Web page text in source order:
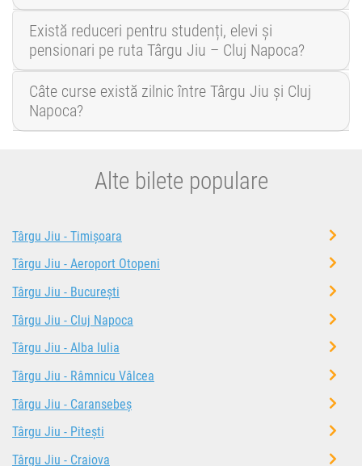
Există reduceri pentru studenți, elevi și
pensionari pe ruta Târgu Jiu – Cluj Napoca?
Câte curse există zilnic între Târgu Jiu și Cluj
Napoca?
Alte bilete populare
Târgu Jiu - Timișoara
Târgu Jiu - Aeroport Otopeni
Târgu Jiu - București
Târgu Jiu - Cluj Napoca
Târgu Jiu - Alba Iulia
Târgu Jiu - Râmnicu Vâlcea
Târgu Jiu - Caransebeș
Târgu Jiu - Pitești
Târgu Jiu - Craiova